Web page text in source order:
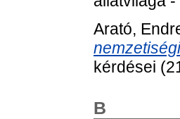
Arató,
kérdései
B